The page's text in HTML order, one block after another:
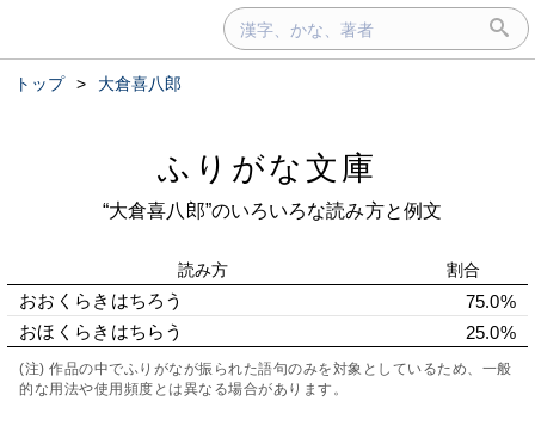
トップ > 大倉喜八郎
ふりがな文庫
“大倉喜八郎”のいろいろな読み方と例文
読み方 割合
おおくらきはちろう
75.0%
おほくらきはちらう
25.0%
(注) 作品の中でふりがなが振られた語句のみを対象としているため、一般
的な用法や使用頻度とは異なる場合があります。